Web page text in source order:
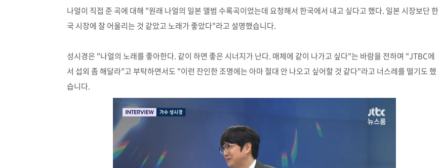
나얼이 직접 준 곡에 대해 "원래 나얼의 일본 앨범 수록곡이었는데 요청해서 한국에서 내고 싶다고 했다. 일본 시장보단 한
국 시장에 잘 어울리는 것 같았고 노래가 좋았다"라고 설명했습니다.
성시경은 "나얼의 노래를 좋아한다. 같이 하면 좋은 시너지가 난다. 매체에 같이 나가고 싶다"는 바람을 전하며 "JTBC에
서 섭외 좀 해달라"고 부탁하면서도 "이런 잔인한 조명에는 아마 절대 안 나오고 싶어할 것 같다"라고 너스레를 떨기도 했
습니다.